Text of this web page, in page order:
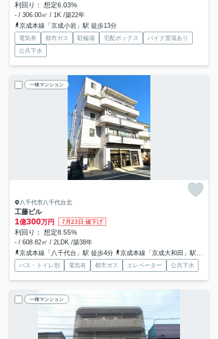
利回り： 想定6.03%
- / 306.00㎡ / 1K /築22年
京成本線「京成小岩」駅 徒歩13分
電気有 都市ガス 駐輪場 宅配ボックス
バイク置場あり
公共下水
一棟マンション
八千代市八千代台北
工藤ビル
1億300万円 7月23日 値下げ
利回り： 想定8.55%
- / 608.82㎡ / 2LDK /築38年
京成本線「八千代台」駅 徒歩4分
京成本線「京成大和田」駅 徒歩28分
バス・トイレ別 電気有 都市ガス エレベーター 公共下水
一棟マンション